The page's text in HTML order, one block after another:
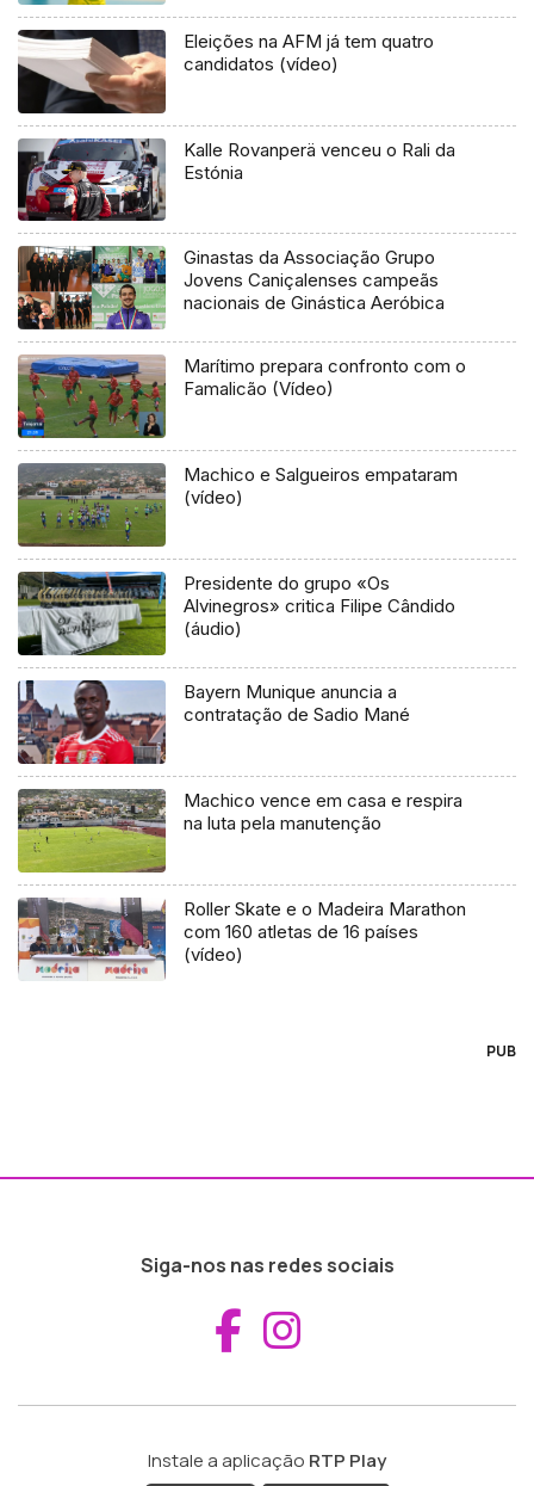
Eleições na AFM já tem quatro
candidatos (vídeo)
Kalle Rovanperä venceu o Rali da
Estónia
Ginastas da Associação Grupo
Jovens Caniçalenses campeãs
nacionais de Ginástica Aeróbica
Marítimo prepara confronto com o
Famalicão (Vídeo)
Machico e Salgueiros empataram
(vídeo)
Presidente do grupo «Os
Alvinegros» critica Filipe Cândido
(áudio)
Bayern Munique anuncia a
contratação de Sadio Mané
Machico vence em casa e respira
na luta pela manutenção
Roller Skate e o Madeira Marathon
com 160 atletas de 16 países
(vídeo)
PUB
Siga-nos nas redes sociais
Aceder ao
Instale a aplicação RTP Play